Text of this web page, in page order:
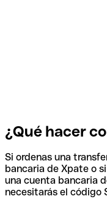
¿Qué hacer
Si ordenas una
bancaria de Xpate o
una cuenta bancaria
necesitarás el código